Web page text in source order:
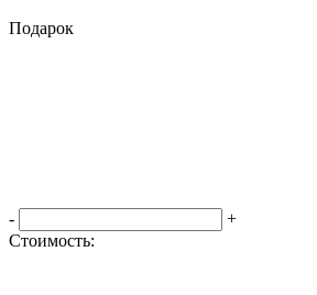
Подарок
-
+
Стоимость: